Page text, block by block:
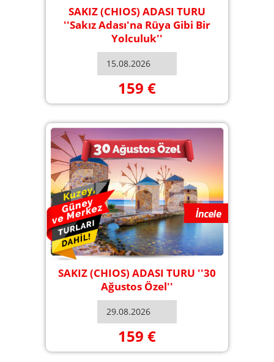
SAKIZ (CHIOS) ADASI TURU
''Sakız Adası'na Rüya Gibi Bir
Yolculuk''
159 €
SAKIZ (CHIOS) ADASI TURU ''30
Ağustos Özel''
159 €